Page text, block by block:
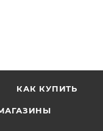
КАК КУПИТЬ